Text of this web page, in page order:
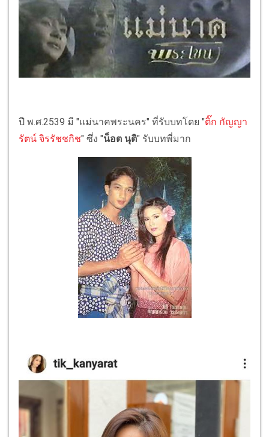
ปี พ.ศ.2539 มี "แม่นาคพระนคร" ที่รับบทโดย "ติ๊ก กัญญา
รัตน์ จิรรัชชกิช" ซึ่ง "น็อต นุติ" รับบทพี่มาก